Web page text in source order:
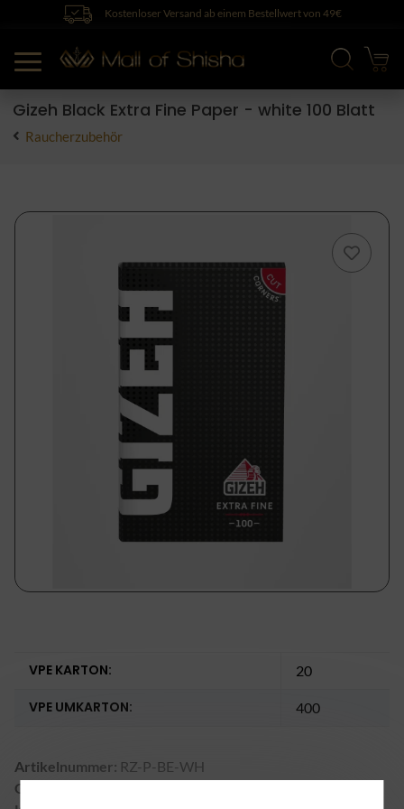
Kostenloser Versand ab einem Bestellwert von 49€
Gizeh Black Extra Fine Paper - white 100 Blatt
Raucherzubehör
VPE KARTON: 20
VPE UMKARTON: 400
Artikelnummer: RZ-P-BE-WH
GTIN: